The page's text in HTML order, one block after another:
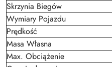
Skrzynia Biegów
Wymiary Pojazdu
Prędkość
Masa Własna
Max. Obciążenie